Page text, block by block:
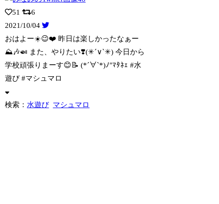
51
6
2021/10/04
おはよー☀️😉❤️ 昨日は楽しかったなぁー
⛰🎶🍛 また、やりたい❣️(✳︎´∨︎`✳︎) 今日から
学校頑張りまーす😊📝 (*´∀︎`*)ﾉ″ﾏﾀﾈｪ #水
遊び #マシュマロ
検索： 水遊び マシュマロ